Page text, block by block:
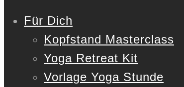
Für Dich
Kopfstand Masterclass
Yoga Retreat Kit
Vorlage Yoga Stunde